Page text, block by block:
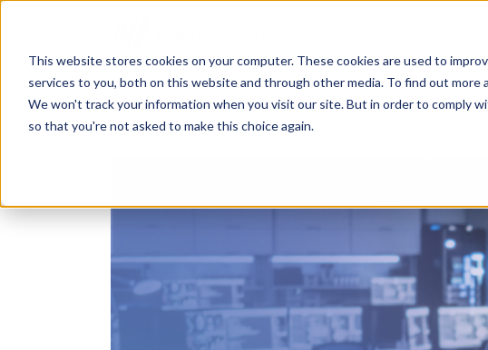
This website stores cookies on your computer. These cookies are used to
services to you, both on this website and through other media. To find out more
We won't track your information when you visit our site. But in order to comply
so that you're not asked to make this choice again.
ESTAS SON LAS POSICIONES IT MÁS
2 min de lectura